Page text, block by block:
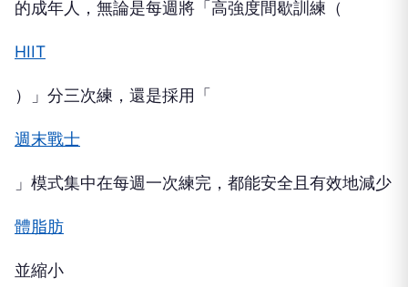
的成年人，無論是每週將「高強度間歇訓練（
HIIT
）」分三次練，還是採用「
週末戰士
」模式集中在每週一次練完，都能安全且有效地減少
體脂肪
並縮小